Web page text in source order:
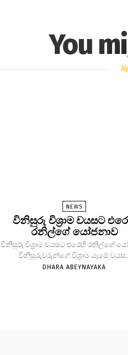
You
NEWS
විනිසුරු විශ්‍රාම වයසට
රනිල්ගේ යෝජනාව
විනිසුරු විශ්‍රාම වයසට එරෙහි රනිල්ගේ
විනිසුරුවරුන්ගේ විශ්‍රාම යෑමේ
DHARA ABEYNAYAKA